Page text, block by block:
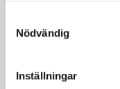
Nödvändig
Inställningar
sufflétak